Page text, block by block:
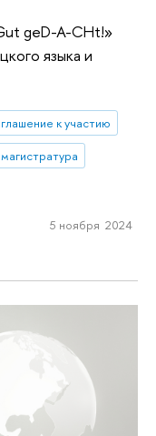
geD-A-CHt!»
языка и
к участию
магистратура
5 ноября 2024